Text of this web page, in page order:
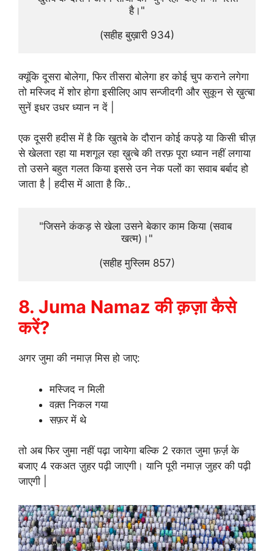
है।"
(सहीह बुख़ारी 934)
क्यूंकि दूसरा बोलेगा, फिर तीसरा बोलेगा हर कोई चुप कराने लगेगा
तो मस्जिद में शोर होगा इसीलिए आप सन्जीदगी और सुकून से ख़ुत्बा
सुनें इधर उधर ध्यान न दें |
एक दूसरी हदीस में है कि खुतबे के दौरान कोई कपड़े या किसी चीज़
से खेलता रहा या मशगूल रहा ख़ुत्बे की तरफ़ पूरा ध्यान नहीं लगाया
तो उसने बहुत गलत किया इससे उन नेक पलों का सवाब बर्बाद हो
जाता है | हदीस में आता है कि..
"जिसने कंकड़ से खेला उसने बेकार काम किया (सवाब
खत्म)।"
(सहीह मुस्लिम 857)
8. Juma Namaz की क़ज़ा कैसे
करें?
अगर जुमा की नमाज़ मिस हो जाए:
मस्जिद न मिली
वक़्त निकल गया
सफ़र में थे
तो अब फिर जुमा नहीं पढ़ा जायेगा बल्कि 2 रकात जुमा फ़र्ज़ के
बजाए 4 रकअत ज़ुहर पढ़ी जाएगी। यानि पूरी नमाज़ जुहर की पढ़ी
जाएगी |